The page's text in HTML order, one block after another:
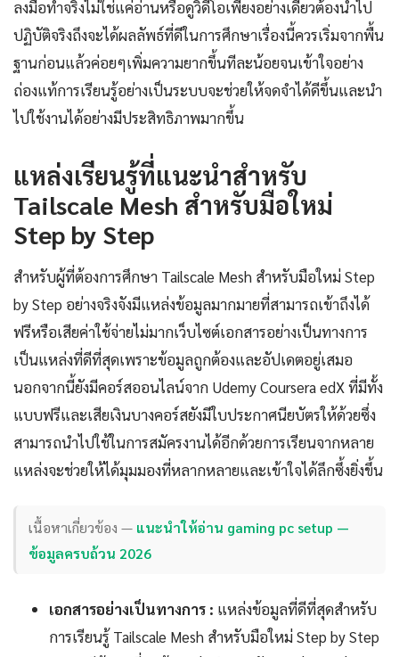
ลงมือทำจริงไม่ใช่แค่อ่านหรือดูวิดีโอเพียงอย่างเดียวต้องนำไป
ปฏิบัติจริงถึงจะได้ผลลัพธ์ที่ดีในการศึกษาเรื่องนี้ควรเริ่มจากพื้น
ฐานก่อนแล้วค่อยๆเพิ่มความยากขึ้นทีละน้อยจนเข้าใจอย่าง
ถ่องแท้การเรียนรู้อย่างเป็นระบบจะช่วยให้จดจำได้ดีขึ้นและนำ
ไปใช้งานได้อย่างมีประสิทธิภาพมากขึ้น
แหล่งเรียนรู้ที่แนะนำสำหรับ
Tailscale Mesh สำหรับมือใหม่
Step by Step
สำหรับผู้ที่ต้องการศึกษา Tailscale Mesh สำหรับมือใหม่ Step
by Step อย่างจริงจังมีแหล่งข้อมูลมากมายที่สามารถเข้าถึงได้
ฟรีหรือเสียค่าใช้จ่ายไม่มากเว็บไซต์เอกสารอย่างเป็นทางการ
เป็นแหล่งที่ดีที่สุดเพราะข้อมูลถูกต้องและอัปเดตอยู่เสมอ
นอกจากนี้ยังมีคอร์สออนไลน์จาก Udemy Coursera edX ที่มีทั้ง
แบบฟรีและเสียเงินบางคอร์สยังมีใบประกาศนียบัตรให้ด้วยซึ่ง
สามารถนำไปใช้ในการสมัครงานได้อีกด้วยการเรียนจากหลาย
แหล่งจะช่วยให้ได้มุมมองที่หลากหลายและเข้าใจได้ลึกซึ้งยิ่งขึ้น
เนื้อหาเกี่ยวข้อง — แนะนำให้อ่าน gaming pc setup —
ข้อมูลครบถ้วน 2026
เอกสารอย่างเป็นทางการ : แหล่งข้อมูลที่ดีที่สุดสำหรับ
การเรียนรู้ Tailscale Mesh สำหรับมือใหม่ Step by Step